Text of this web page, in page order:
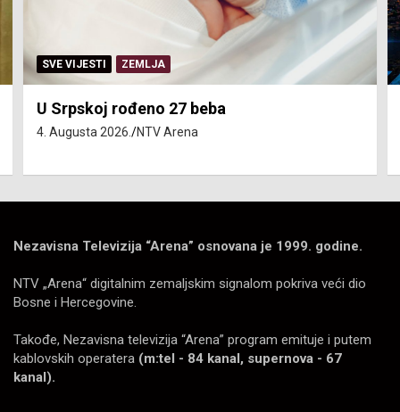
SVE VIJESTI ZEMLJA
U Srpskoj rođeno 27 beba
4. Augusta 2026. NTV Arena
Nezavisna Televizija “Arena” osnovana je 1999. godine.
NTV „Arena“ digitalnim zemaljskim signalom pokriva veći dio
Bosne i Hercegovine.
Takođe, Nezavisna televizija “Arena” program emituje i putem
kablovskih operatera (m:tel - 84 kanal, supernova - 67
kanal).